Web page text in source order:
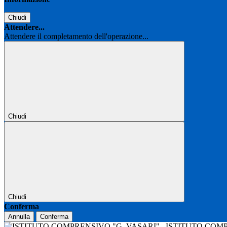
Chiudi
Attendere...
Attendere il completamento dell'operazione...
Chiudi
Chiudi
Conferma
Annulla Conferma